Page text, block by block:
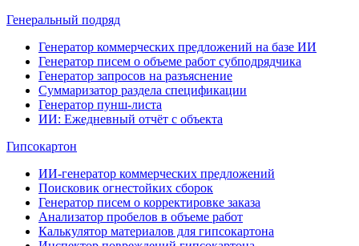
Генеральный подряд
Генератор коммерческих предложений на базе ИИ
Генератор писем о объеме работ субподрядчика
Генератор запросов на разъяснение
Суммаризатор раздела спецификации
Генератор пунш-листа
ИИ: Ежедневный отчёт с объекта
Гипсокартон
ИИ-генератор коммерческих предложений
Поисковик огнестойких сборок
Генератор писем о корректировке заказа
Анализатор пробелов в объеме работ
Калькулятор материалов для гипсокартона